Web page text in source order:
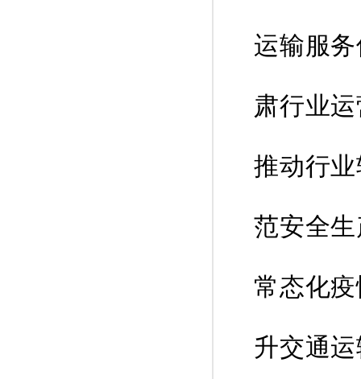
运输服
肃行业
推动行
范安全
常态化
升交通